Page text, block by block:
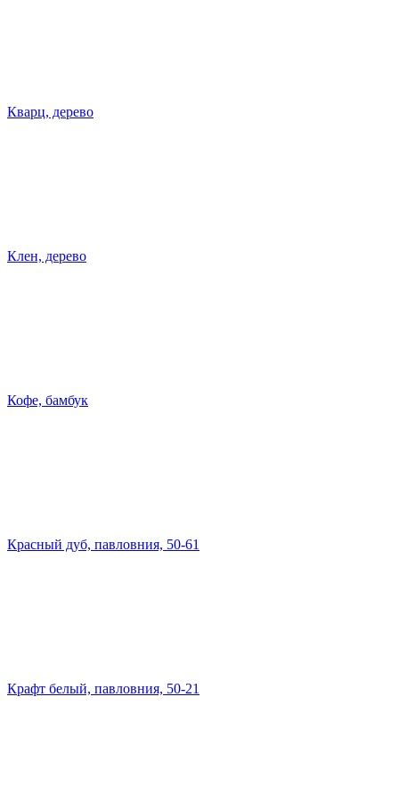
Кварц, дерево
Клен, дерево
Кофе, бамбук
Красный дуб, павловния, 50-61
Крафт белый, павловния, 50-21